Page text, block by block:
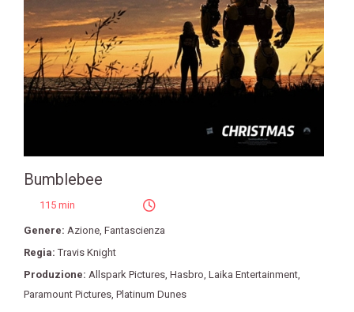
Bumblebee
115 min
Genere: Azione, Fantascienza
Regia:Travis Knight
Produzione: Allspark Pictures, Hasbro, Laika Entertainment,
Paramount Pictures, Platinum Dunes